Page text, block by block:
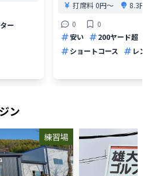
ー
打席料0円〜
8.3
0
0
安い
200ヤード超
ショートコース
レ
ン
練習場